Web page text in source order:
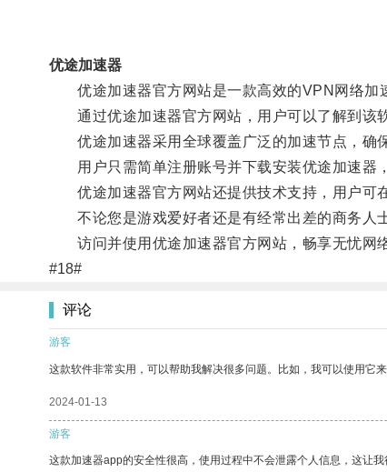
优途加速器
优途加速器官方网站是一款高效的VPN网络加
通过优途加速器官方网站，用户可以了解到该软
优途加速器采用全球覆盖广泛的加速节点，确
用户只需简单注册账号并下载安装优途加速器
优途加速器官方网站还提供技术支持，用户可
不论您是游戏爱好者还是有经常出差的商务人
访问并使用优途加速器官方网站，畅享无忧网络
#18#
评论
游客
这款软件非常实用，可以帮助我解决很多问题。比如，我可以使用它
2024-01-13
游客
这款加速器app的安全性很高，使用过程中不会泄露个人信息，这让